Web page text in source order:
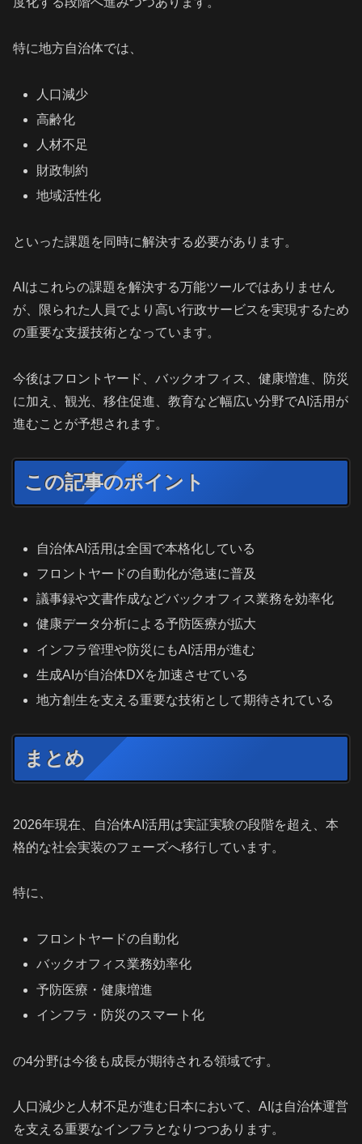
特に地方自治体では、
人口減少
高齢化
人材不足
財政制約
地域活性化
といった課題を同時に解決する必要があります。
AIはこれらの課題を解決する万能ツールではありません
が、限られた人員でより高い行政サービスを実現するため
の重要な支援技術となっています。
今後はフロントヤード、バックオフィス、健康増進、防災
に加え、観光、移住促進、教育など幅広い分野でAI活用が
進むことが予想されます。
この記事のポイント
自治体AI活用は全国で本格化している
フロントヤードの自動化が急速に普及
議事録や文書作成などバックオフィス業務を効率化
健康データ分析による予防医療が拡大
インフラ管理や防災にもAI活用が進む
生成AIが自治体DXを加速させている
地方創生を支える重要な技術として期待されている
まとめ
2026年現在、自治体AI活用は実証実験の段階を超え、本
格的な社会実装のフェーズへ移行しています。
特に、
フロントヤードの自動化
バックオフィス業務効率化
予防医療・健康増進
インフラ・防災のスマート化
の4分野は今後も成長が期待される領域です。
人口減少と人材不足が進む日本において、AIは自治体運営
を支える重要なインフラとなりつつあります。